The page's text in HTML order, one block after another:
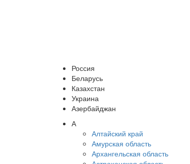
Россия
Беларусь
Казахстан
Украина
Азербайджан
А
Алтайский край
Амурская область
Архангельская область